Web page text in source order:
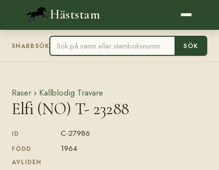
Häststam
SNABBSÖK SÖK
Raser › Kallblodig Travare
Elfi (NO) T- 23288
ID C-27986
FÖDD 1964
AVLIDEN